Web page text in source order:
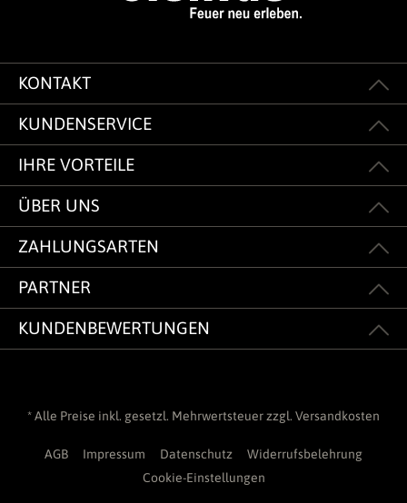
KONTAKT
KUNDENSERVICE
IHRE VORTEILE
ÜBER UNS
ZAHLUNGSARTEN
PARTNER
KUNDENBEWERTUNGEN
* Alle Preise inkl. gesetzl. Mehrwertsteuer zzgl. Versandkosten
AGB Impressum Datenschutz
Widerrufsbelehrung
Cookie-Einstellungen